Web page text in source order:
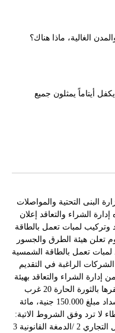
الغالية، ماذا هناك؟
أيتاماً يمثلون جميع
وزارة البنى التحتية والمواصلات
الشراء والتعاقد إعلان
بتوريد وتركيب لمبات تعمل بالطاقة
تعلن هيئة الطرق والجسور
تعمل بالطاقة الشمسية
الراغبة في التقديم
الشراء والتعاقد بهيئة
الطرق والجسور و مصارف المياه بمقرها بالثورة الحارة 20 غرب
محطة وقود النيل شارع الوادي بعد سداد مبلغ 150.000 جنية، مائة
لا ترد وفق الشروط الاتية:
1/ إرفاق شهادة التسجيل من المسجل التجاري 2 /الدمغة القانونية 3